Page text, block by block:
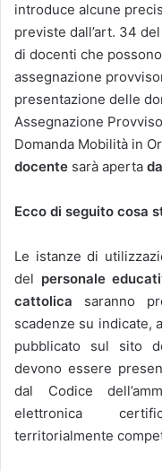
introduce alcune
previste dall’art. 34
di docenti che
assegnazione
presentazione delle
Assegnazione
Domanda Mobilità in
docente sarà aperta
Ecco di seguito cosa
Le istanze di
del personale
cattolica saranno
scadenze su indicate,
pubblicato sul sito
devono essere
dal Codice
elettronica
territorialmente